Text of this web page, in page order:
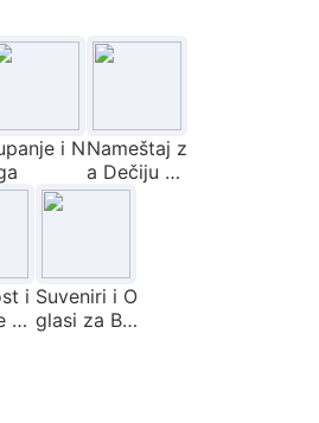
i NNameštaj z
a Dečiju So
bu
i Suveniri i O
glasi za Be